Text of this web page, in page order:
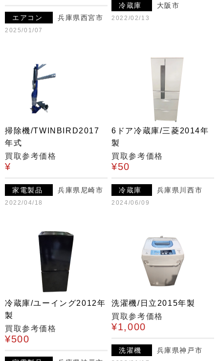
エアコン 兵庫県西宮市
2025/01/07
冷蔵庫 大阪市
2022/02/13
掃除機/TWINBIRD2017
年式
買取参考価格
¥
家電製品 兵庫県尼崎市
2022/04/18
6ドア冷蔵庫/三菱2014年
製
買取参考価格
¥50
冷蔵庫 兵庫県川西市
2024/06/09
冷蔵庫/ユーイング2012年
製
買取参考価格
¥500
洗濯機/日立2015年製
買取参考価格
¥1,000
洗濯機 兵庫県神戸市